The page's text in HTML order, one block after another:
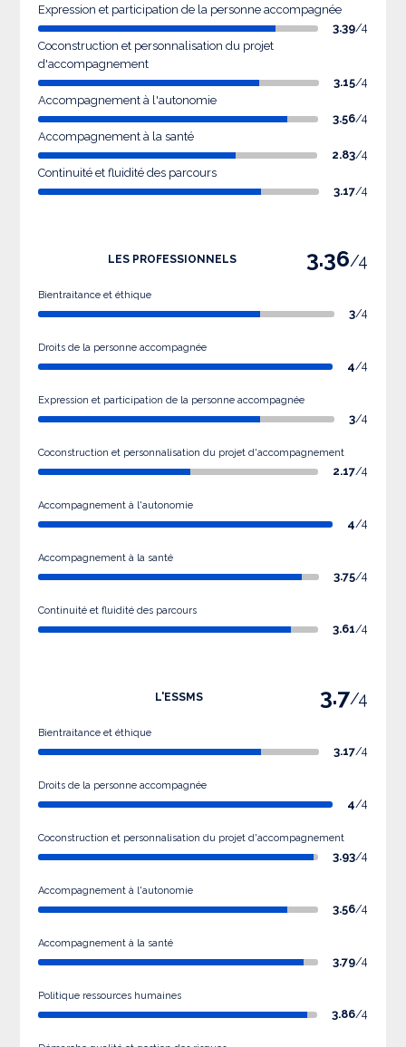
Expression et participation de la personne accompagnée
3.39/4
Coconstruction et personnalisation du projet
d'accompagnement
3.15/4
Accompagnement à l'autonomie
3.56/4
Accompagnement à la santé
2.83/4
Continuité et fluidité des parcours
3.17/4
LES PROFESSIONNELS 3.36/4
Bientraitance et éthique
3/4
Droits de la personne accompagnée
4/4
Expression et participation de la personne accompagnée
3/4
Coconstruction et personnalisation du projet d'accompagnement
2.17/4
Accompagnement à l'autonomie
4/4
Accompagnement à la santé
3.75/4
Continuité et fluidité des parcours
3.61/4
L'ESSMS 3.7/4
Bientraitance et éthique
3.17/4
Droits de la personne accompagnée
4/4
Coconstruction et personnalisation du projet d'accompagnement
3.93/4
Accompagnement à l'autonomie
3.56/4
Accompagnement à la santé
3.79/4
Politique ressources humaines
3.86/4